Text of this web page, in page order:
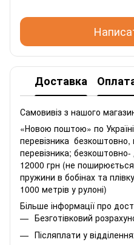
Доставка
Самовивіз з нашого
«Новою поштою» по
перевізника безкоштовно,
перевізника;
12000 грн (не
пружини в бобінах та
1000 метрів у рулоні)
Більше інформації про
Безготівковий
Післяплати у